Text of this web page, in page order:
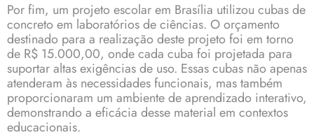
Por fim, um projeto escolar em Brasília utilizou cubas de
concreto em laboratórios de ciências. O orçamento
destinado para a realização deste projeto foi em torno
de R$ 15.000,00, onde cada cuba foi projetada para
suportar altas exigências de uso. Essas cubas não apenas
atenderam às necessidades funcionais, mas também
proporcionaram um ambiente de aprendizado interativo,
demonstrando a eficácia desse material em contextos
educacionais.